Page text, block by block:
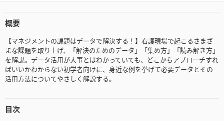
概要
【マネジメントの課題はデータで解決する！】看護現場で起こるさまざ
まな課題を取り上げ、「解決のためのデータ」「集め方」「読み解き方」
を解説。データ活用が大事とはわかっていても、どこからアプローチすれ
ばいいかわからない初学者向けに、身近な例を挙げて必要データとその
活用方法についてやさしく解説する。
目次